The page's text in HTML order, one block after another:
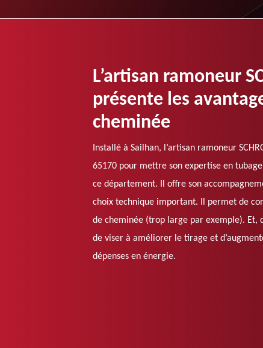
L’artisan ramoneur
présente les
cheminée
Installé à Sailhan, l’artisan ramoneur
65170 pour mettre son expertise en
ce département. Il offre son
choix technique important. Il permet de
de cheminée (trop large par exemple). Et,
de viser à améliorer le tirage et
dépenses en énergie.